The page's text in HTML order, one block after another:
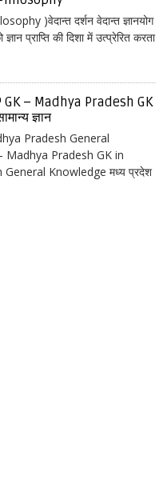
)वेदान्त दर्शन वेदान्त ज्ञानयोग
प्राप्ति की दिशा में उत्प्रेरित करता
– Madhya Pradesh GK
ज्ञान
Pradesh General
Madhya Pradesh GK in
Knowledge मध्य प्रदेश